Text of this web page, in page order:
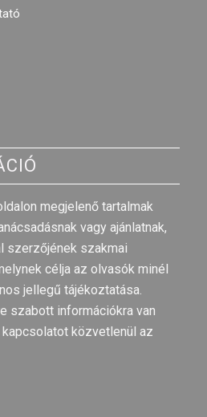
megjelenő tartalmak
vagy ajánlatnak,
szerzőjének szakmai
célja az olvasók minél
jellegű tájékoztatása.
szabott információkra van
közvetlenül az